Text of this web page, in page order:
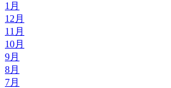
1月
12月
11月
10月
9月
8月
7月